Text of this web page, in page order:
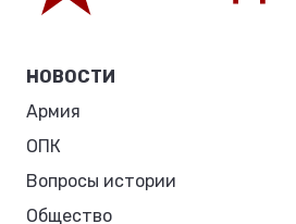
НОВОСТИ
Армия
ОПК
Вопросы истории
Общество